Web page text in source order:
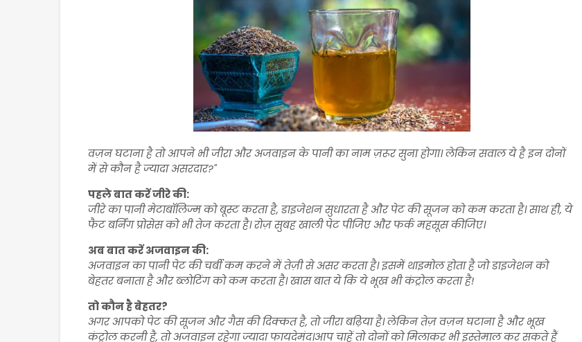
वज़न घटाना है तो आपने भी जीरा और अजवाइन के पानी का नाम ज़रूर सुना होगा। लेकिन सवाल ये है इन दोनों
में से कौन है ज्यादा असरदार?"
पहले बात करें जीरे की:
जीरे का पानी मेटाबॉलिज्म को बूस्ट करता है, डाइजेशन सुधारता है और पेट की सूजन को कम करता है। साथ ही, ये
फैट बर्निंग प्रोसेस को भी तेज करता है। रोज़ सुबह खाली पेट पीजिए और फर्क महसूस कीजिए।
अब बात करें अजवाइन की:
अजवाइन का पानी पेट की चर्बी कम करने में तेज़ी से असर करता है। इसमें थाइमोल होता है जो डाइजेशन को
बेहतर बनाता है और ब्लोटिंग को कम करता है। खास बात ये कि ये भूख भी कंट्रोल करता है!
तो कौन है बेहतर?
अगर आपको पेट की सूजन और गैस की दिक्कत है, तो जीरा बढ़िया है। लेकिन तेज़ वज़न घटाना है और भूख
कंट्रोल करनी है, तो अजवाइन रहेगा ज्यादा फायदेमंद।आप चाहें तो दोनों को मिलाकर भी इस्तेमाल कर सकते हैं